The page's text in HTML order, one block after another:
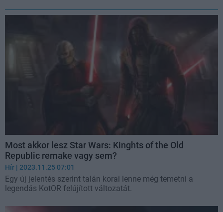
Most akkor lesz Star Wars: Kinghts of the Old
Republic remake vagy sem?
Hír | 2023.11.25 07:01
Egy új jelentés szerint talán korai lenne még temetni a
legendás KotOR felújított változatát.